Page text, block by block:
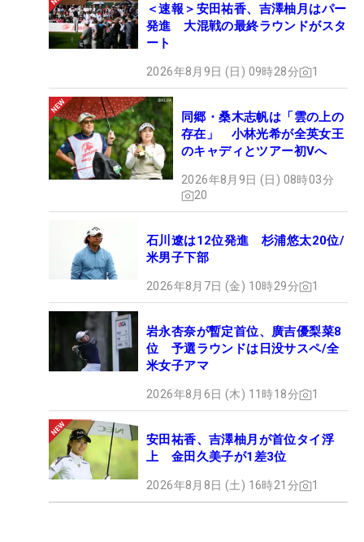
＜速報＞安田祐香、吉澤柚月はパー
発進 大混戦の最終ラウンドがスタ
ート
2026年8月9日 (日) 09時28分 1
同郷・桑木志帆は「雲の上の
存在」 小林光希が全英女王
のキャディとツアー初Vへ
2026年8月9日 (日) 08時03分
20
石川遼は12位発進 杉浦悠太20位/
米男子下部
2026年8月7日 (金) 10時29分 1
岩永杏奈が暫定首位、廣吉優梨菜8
位 予選ラウンドは日没サスペ/全
米女子アマ
2026年8月6日 (木) 11時18分 1
安田祐香、吉澤柚月が首位タイ浮
上 金田久美子が1差3位
2026年8月8日 (土) 16時21分 1